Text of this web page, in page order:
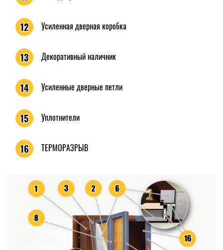
12 Усиленная дверная коробка
13 Декоративный наличник
14 Усиленные дверные петли
15 Уплотнители
16 ТЕРМОРАЗРЫВ